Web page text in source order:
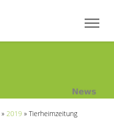
» 2019 » Tierheimzeitung